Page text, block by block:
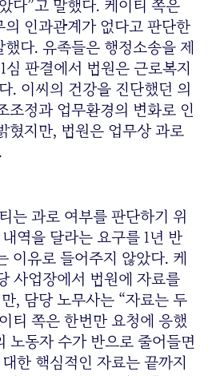
다”고 말했다. 케이티 쪽은
인과관계가 없다고 판단한
다. 유족들은 행정소송을 제
심 판결에서 법원은 근로복지
. 이씨의 건강을 진단했던 의
조정과 업무환경의 변화로 인
혔지만, 법원은 업무상 과로
는 과로 여부를 판단하기 위
역을 달라는 요구를 1년 반
이유로 들어주지 않았다. 케
사업장에서 법원에 자료를
, 담당 노무사는 “자료는 두
티 쪽은 한번만 요청에 응했
노동자 수가 반으로 줄어들면
한 핵심적인 자료는 끝까지